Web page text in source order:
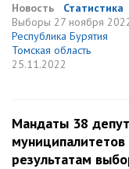
Новость
Статистика
Выборы 27 ноября
Республика Бурятия
Томская область
25.11.2022
Мандаты 38
муниципалитетов
результатам